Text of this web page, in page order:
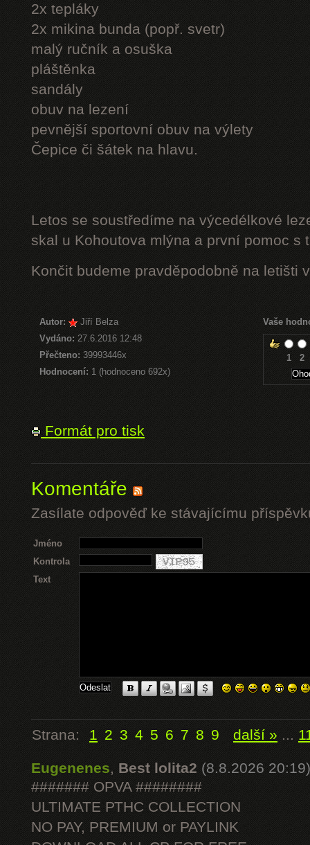
2x tepláky
2x mikina bunda (popř. svetr)
malý ručník a osuška
pláštěnka
sandály
obuv na lezení
pevnější sportovní obuv na výlety
Čepice či šátek na hlavu.
Letos se soustředíme na výcedélkové
skal u Kohoutova mlýna a první pomoc s
Končit budeme pravděpodobně na letišti
Autor:
Jiří Belza
Vydáno: 27.6.2016 12:48
Přečteno:39993446x
Hodnocení: 1 (hodnoceno 692x)
Vaše
1 2
Formát pro tisk
Komentáře
Zasílate odpověď ke stávajícímu
Jméno
Kontrola
Text
Strana: 1 2 3 4 5 6 7 8 9 další » ...
Eugenenes, Best lolita2 (8.8.2026 20:19)
####### OPVA ########
ULTIMATE РТНС COLLECTION
NO PAY, PREMIUM or PAYLINK